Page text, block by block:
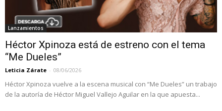
Lanzamientos
Héctor Xpinoza está de estreno con el tema
“Me Dueles”
Leticia Zárate - 08/06/2026
Héctor Xpinoza vuelve a la escena musical con “Me Dueles” un trabajo
de la autoría de Héctor Miguel Vallejo Aguilar en la que apuesta...